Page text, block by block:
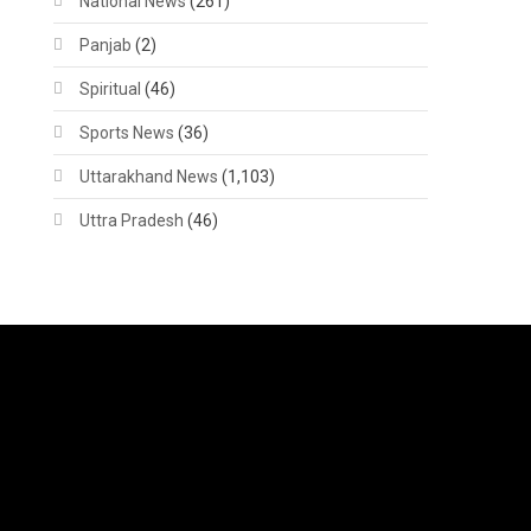
Panjab (2)
Spiritual (46)
Sports News (36)
Uttarakhand News (1,103)
Uttra Pradesh (46)